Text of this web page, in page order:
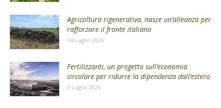
Agricoltura rigenerativa, nasce un’alleanza per
rafforzare il fronte italiano
14 Luglio 2026
Fertilizzanti, un progetto sull’economia
circolare per ridurre la dipendenza dall’estero
3 Luglio 2026